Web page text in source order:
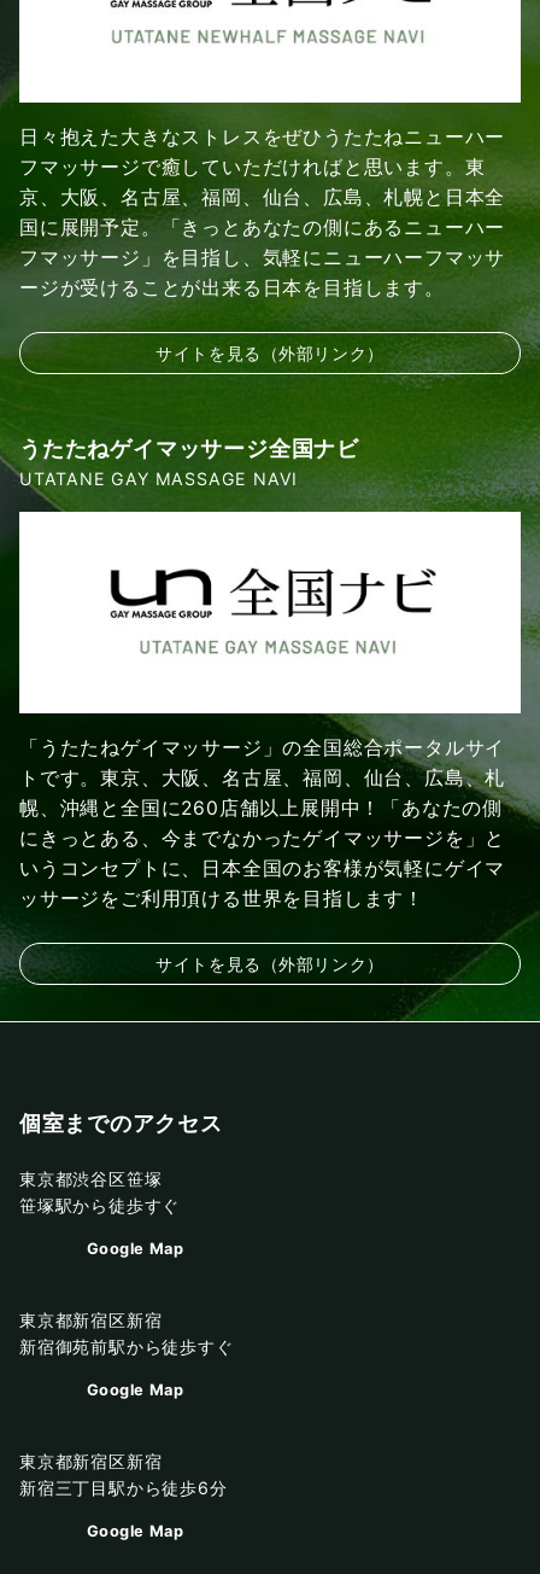
日々抱えた大きなストレスをぜひうたたねニューハー
フマッサージで癒していただければと思います。東
京、大阪、名古屋、福岡、仙台、広島、札幌と日本全
国に展開予定。「きっとあなたの側にあるニューハー
フマッサージ」を目指し、気軽にニューハーフマッサ
ージが受けることが出来る日本を目指します。
サイトを見る（外部リンク）
うたたねゲイマッサージ全国ナビ
UTATANE GAY MASSAGE NAVI
「うたたねゲイマッサージ」の全国総合ポータルサイ
トです。東京、大阪、名古屋、福岡、仙台、広島、札
幌、沖縄と全国に260店舗以上展開中！「あなたの側
にきっとある、今までなかったゲイマッサージを」と
いうコンセプトに、日本全国のお客様が気軽にゲイマ
ッサージをご利用頂ける世界を目指します！
サイトを見る（外部リンク）
個室までのアクセス
東京都渋谷区笹塚
笹塚駅から徒歩すぐ
Google Map
東京都新宿区新宿
新宿御苑前駅から徒歩すぐ
Google Map
東京都新宿区新宿
新宿三丁目駅から徒歩6分
Google Map